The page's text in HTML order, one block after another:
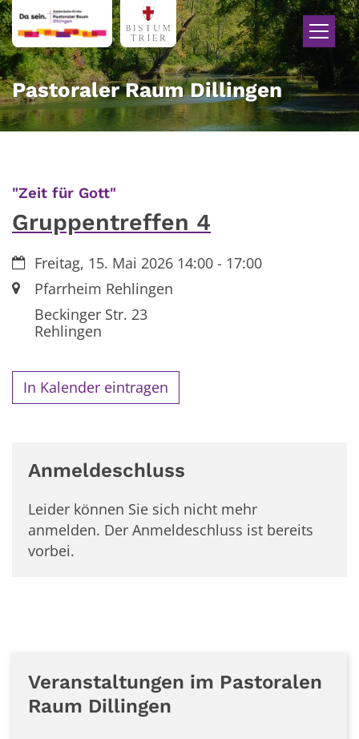
Zum Inhalt springen
Pastoraler Raum Dillingen
"Zeit für Gott"
Gruppentreffen 4
Datum:Freitag, 15. Mai 2026 14:00 - 17:00
Ort:Pfarrheim Rehlingen
Beckinger Str. 23
Rehlingen
In Kalender eintragen
Anmeldeschluss
Leider können Sie sich nicht mehr
anmelden. Der Anmeldeschluss ist bereits
vorbei.
Veranstaltungen im Pastoralen
Raum Dillingen